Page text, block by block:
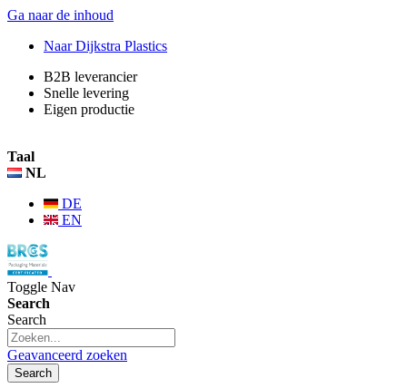
Ga naar de inhoud
Naar Dijkstra Plastics
B2B leverancier
Snelle levering
Eigen productie
Taal
NL
DE
EN
Toggle Nav
Search
Search
Geavanceerd zoeken
Search